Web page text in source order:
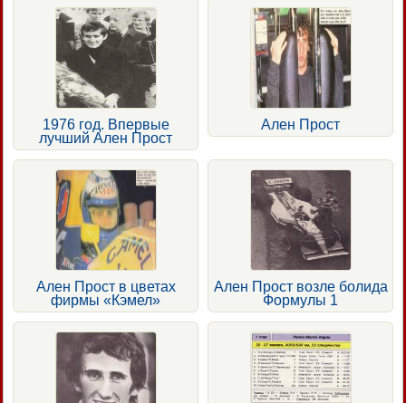
1976 год. Впервые
лучший Ален Прост
Ален Прост
Ален Прост в цветах
фирмы «Кэмел»
Ален Прост возле болида
Формулы 1